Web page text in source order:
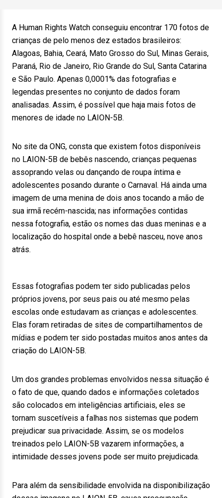
A Human Rights Watch conseguiu encontrar 170 fotos de
crianças de pelo menos dez estados brasileiros:
Alagoas, Bahia, Ceará, Mato Grosso do Sul, Minas Gerais,
Paraná, Rio de Janeiro, Rio Grande do Sul, Santa Catarina
e São Paulo. Apenas 0,0001% das fotografias e
legendas presentes no conjunto de dados foram
analisadas. Assim, é possível que haja mais fotos de
menores de idade no LAION-5B.
No site da ONG, consta que existem fotos disponíveis
no LAION-5B de bebês nascendo, crianças pequenas
assoprando velas ou dançando de roupa íntima e
adolescentes posando durante o Carnaval. Há ainda uma
imagem de uma menina de dois anos tocando a mão de
sua irmã recém-nascida; nas informações contidas
nessa fotografia, estão os nomes das duas meninas e a
localização do hospital onde a bebê nasceu, nove anos
atrás.
Essas fotografias podem ter sido publicadas pelos
próprios jovens, por seus pais ou até mesmo pelas
escolas onde estudavam as crianças e adolescentes.
Elas foram retiradas de sites de compartilhamentos de
mídias e podem ter sido postadas muitos anos antes da
criação do LAION-5B.
Um dos grandes problemas envolvidos nessa situação é
o fato de que, quando dados e informações coletados
são colocados em inteligências artificiais, eles se
tornam suscetíveis a falhas nos sistemas que podem
prejudicar sua privacidade. Assim, se os modelos
treinados pelo LAION-5B vazarem informações, a
intimidade desses jovens pode ser muito prejudicada.
Para além da sensibilidade envolvida na disponibilização